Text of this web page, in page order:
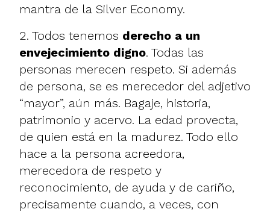
mantra de la Silver Economy.
2. Todos tenemos derecho a un
envejecimiento digno. Todas las
personas merecen respeto. Si además
de persona, se es merecedor del adjetivo
“mayor”, aún más. Bagaje, historia,
patrimonio y acervo. La edad provecta,
de quien está en la madurez. Todo ello
hace a la persona acreedora,
merecedora de respeto y
reconocimiento, de ayuda y de cariño,
precisamente cuando, a veces, con